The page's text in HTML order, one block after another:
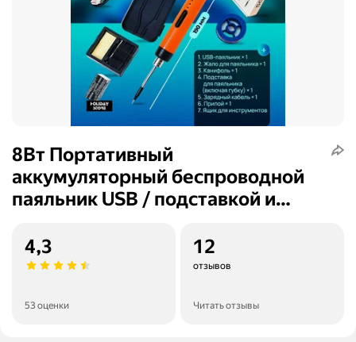
8Вт Портативный
аккумуляторный беспроводной
паяльник USB / подставкой и
4,3
53 оценки
12
отзывов
Читать отзывы